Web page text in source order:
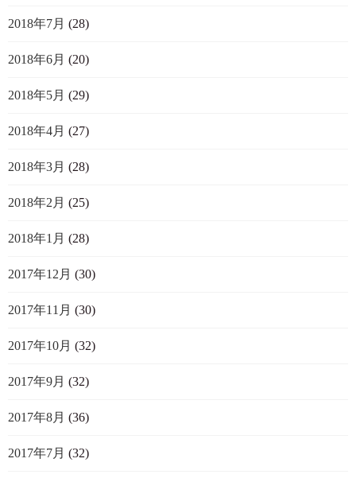
2018年7月 (28)
2018年6月 (20)
2018年5月 (29)
2018年4月 (27)
2018年3月 (28)
2018年2月 (25)
2018年1月 (28)
2017年12月 (30)
2017年11月 (30)
2017年10月 (32)
2017年9月 (32)
2017年8月 (36)
2017年7月 (32)